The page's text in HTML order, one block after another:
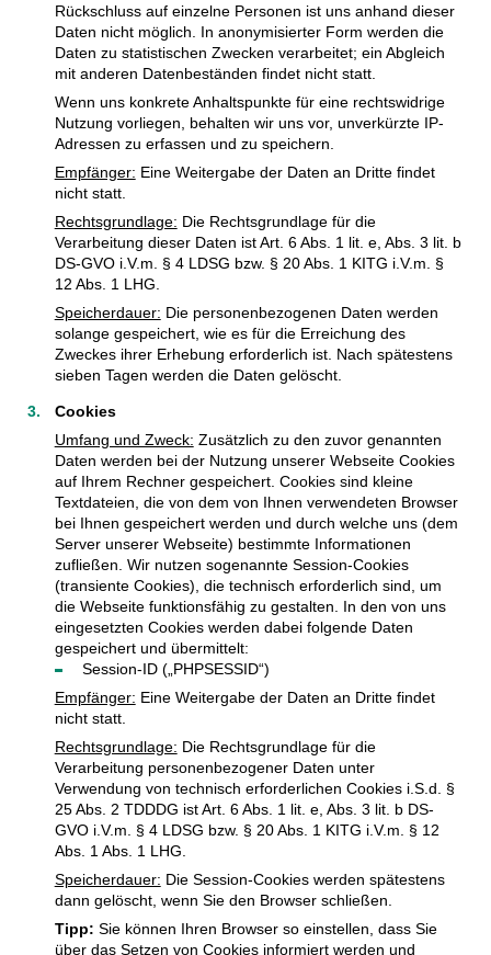
Rückschluss auf einzelne Personen ist uns anhand dieser
Daten nicht möglich. In anonymisierter Form werden die
Daten zu statistischen Zwecken verarbeitet; ein Abgleich
mit anderen Datenbeständen findet nicht statt.
Wenn uns konkrete Anhaltspunkte für eine rechtswidrige
Nutzung vorliegen, behalten wir uns vor, unverkürzte IP-
Adressen zu erfassen und zu speichern.
Empfänger: Eine Weitergabe der Daten an Dritte findet
nicht statt.
Rechtsgrundlage: Die Rechtsgrundlage für die
Verarbeitung dieser Daten ist Art. 6 Abs. 1 lit. e, Abs. 3 lit. b
DS-GVO i.V.m. § 4 LDSG bzw. § 20 Abs. 1 KITG i.V.m. §
12 Abs. 1 LHG.
Speicherdauer: Die personenbezogenen Daten werden
solange gespeichert, wie es für die Erreichung des
Zweckes ihrer Erhebung erforderlich ist. Nach spätestens
sieben Tagen werden die Daten gelöscht.
Cookies
Umfang und Zweck: Zusätzlich zu den zuvor genannten
Daten werden bei der Nutzung unserer Webseite Cookies
auf Ihrem Rechner gespeichert. Cookies sind kleine
Textdateien, die von dem von Ihnen verwendeten Browser
bei Ihnen gespeichert werden und durch welche uns (dem
Server unserer Webseite) bestimmte Informationen
zufließen. Wir nutzen sogenannte Session-Cookies
(transiente Cookies), die technisch erforderlich sind, um
die Webseite funktionsfähig zu gestalten. In den von uns
eingesetzten Cookies werden dabei folgende Daten
gespeichert und übermittelt:
Session-ID („PHPSESSID“)
Empfänger: Eine Weitergabe der Daten an Dritte findet
nicht statt.
Rechtsgrundlage: Die Rechtsgrundlage für die
Verarbeitung personenbezogener Daten unter
Verwendung von technisch erforderlichen Cookies i.S.d. §
25 Abs. 2 TDDDG ist Art. 6 Abs. 1 lit. e, Abs. 3 lit. b DS-
GVO i.V.m. § 4 LDSG bzw. § 20 Abs. 1 KITG i.V.m. § 12
Abs. 1 Abs. 1 LHG.
Speicherdauer: Die Session-Cookies werden spätestens
dann gelöscht, wenn Sie den Browser schließen.
Tipp: Sie können Ihren Browser so einstellen, dass Sie
über das Setzen von Cookies informiert werden und